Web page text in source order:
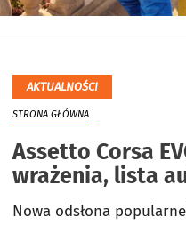
AKTUALNOŚCI
STRONA GŁÓWNA
Assetto Corsa
wrażenia, lista
Nowa odsłona